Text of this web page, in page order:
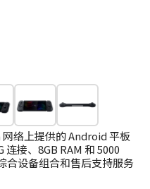
络上提供的 Android 平板
接、8GB RAM 和 5000
合设备组合和售后支持服务